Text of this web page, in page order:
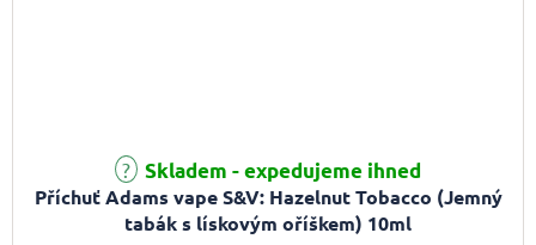
Příchuť Adams vape S&V: Hazelnut Tobacco (Jemný
tabák s lískovým oříškem) 10ml
Skladem - expedujeme ihned